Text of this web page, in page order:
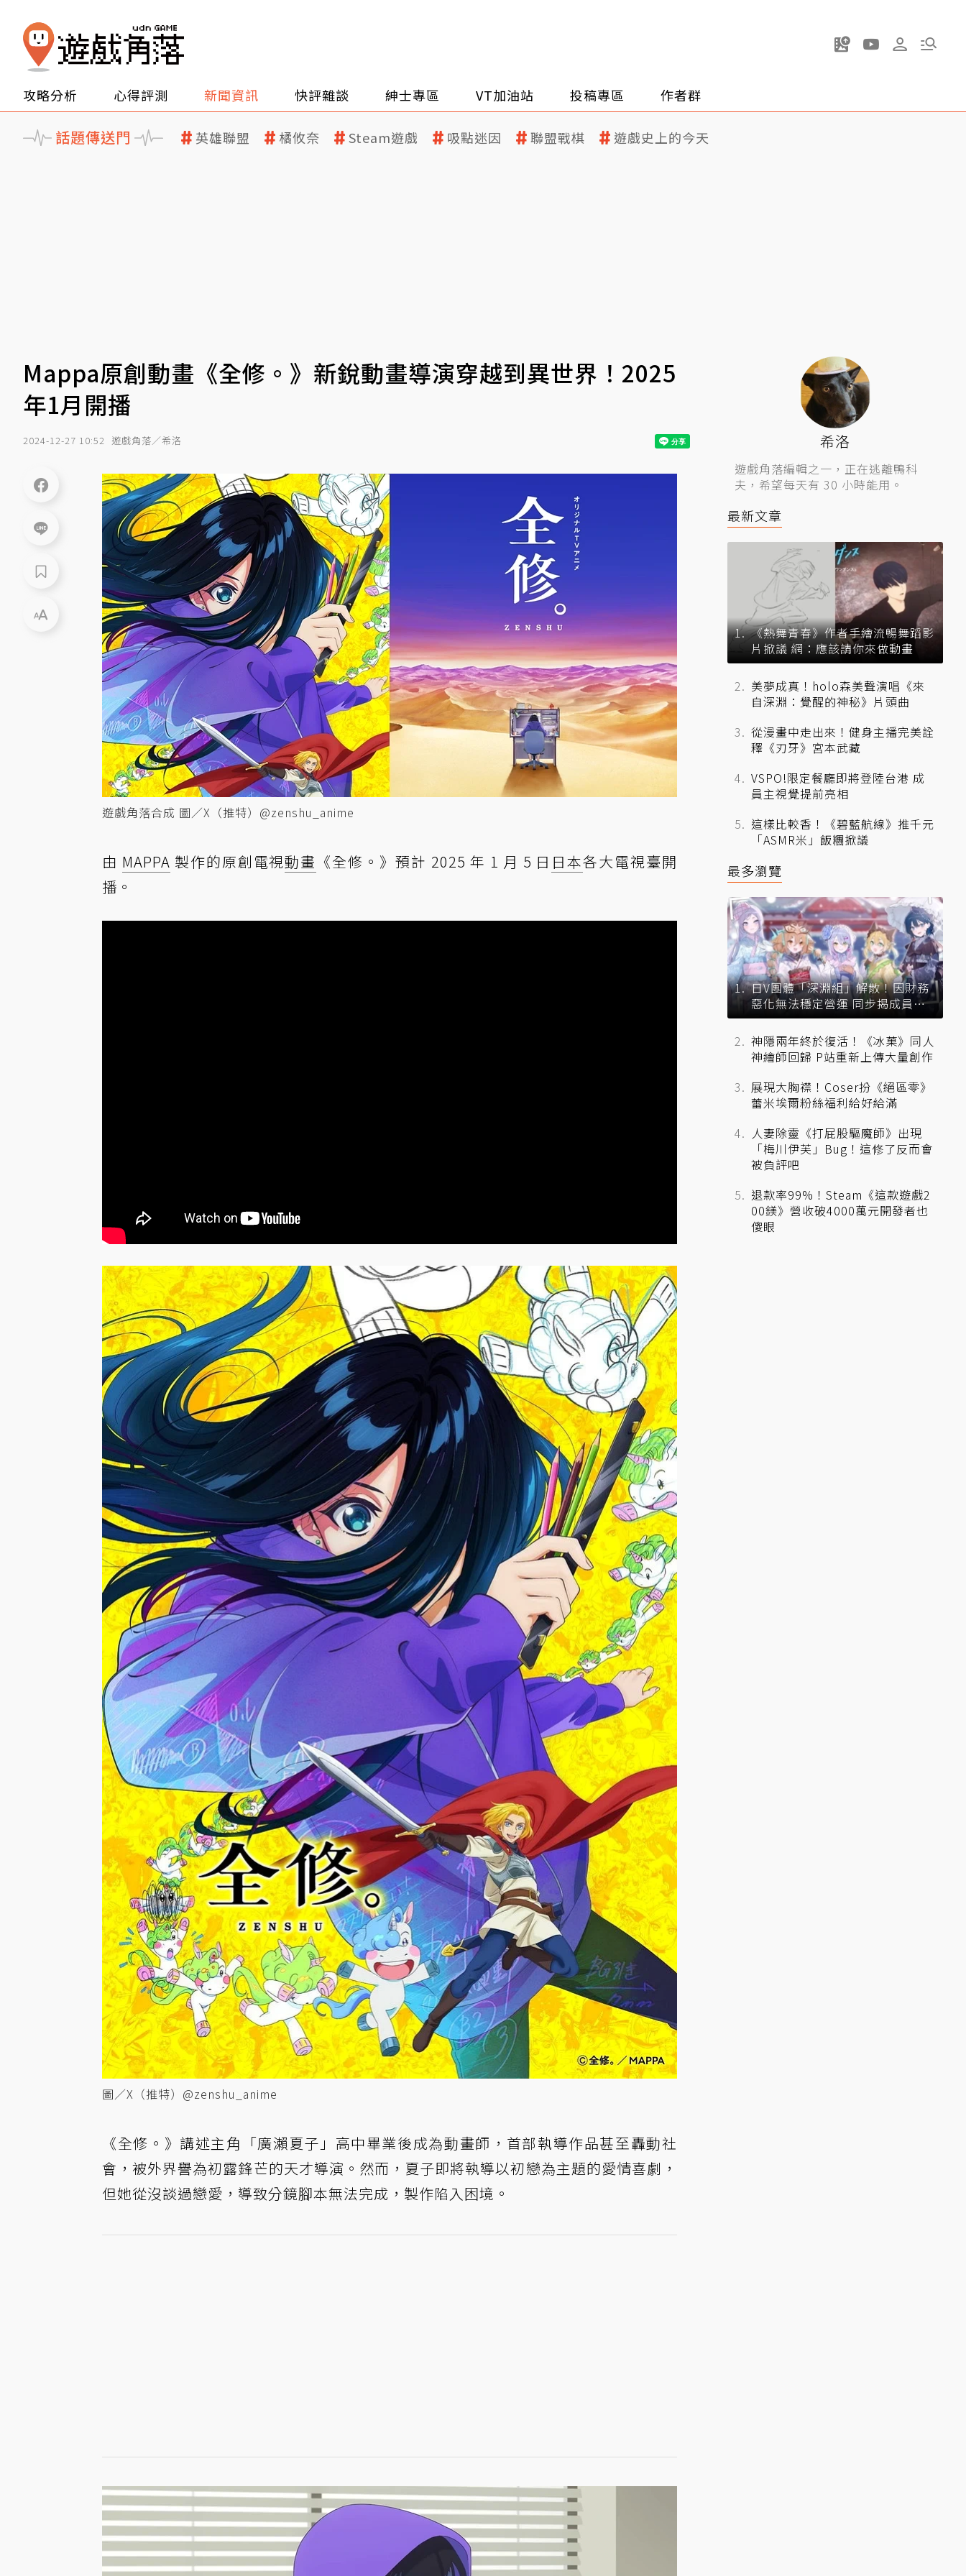
攻略分析 心得評測 新聞資訊 快評雜談 紳士專區 VT加油站 投稿專區 作者群
話題傳送門 英雄聯盟 橘攸奈 Steam遊戲 吸點迷因 聯盟戰棋 遊戲史上的今天
Mappa原創動畫《全修。》新銳動畫導演穿越到異世界！2025
年1月開播
2024-12-27 10:52 遊戲角落／希洛
遊戲角落合成 圖／X（推特）@zenshu_anime
由 MAPPA 製作的原創電視動畫 《全修。》預計 2025 年 1 月 5 日 日本各大電視臺開
播。
圖／X（推特）@zenshu_anime
《全修。》講述主角「廣瀨夏子」高中畢業後成為動畫師，首部執導作品甚至轟動社
會，被外界譽為初露鋒芒的天才導演。然而，夏子即將執導以初戀為主題的愛情喜劇，
但她從沒談過戀愛，導致分鏡腳本無法完成，製作陷入困境。
希洛
遊戲角落編輯之一，正在逃離鴨科
夫，希望每天有 30 小時能用。
最新文章
《熱舞青春》作者手繪流暢舞蹈影
片掀議 網：應該請你來做動畫
美夢成真！holo森美聲演唱《來
自深淵：覺醒的神秘》片頭曲
從漫畫中走出來！健身主播完美詮
釋《刃牙》宮本武藏
VSPO!限定餐廳即將登陸台港 成
員主視覺提前亮相
這樣比較香！《碧藍航線》推千元
「ASMR米」飯糰掀議
最多瀏覽
日V團體「深淵組」解散！因財務
惡化無法穩定營運 同步揭成員未
來去向
神隱兩年終於復活！《冰菓》同人
神繪師回歸 P站重新上傳大量創作
展現大胸襟！Coser扮《絕區零》
蕾米埃爾粉絲福利給好給滿
人妻除靈《打屁股驅魔師》出現
「梅川伊芙」Bug！這修了反而會
被負評吧
退款率99%！Steam《這款遊戲2
00鎂》營收破4000萬元開發者也
傻眼